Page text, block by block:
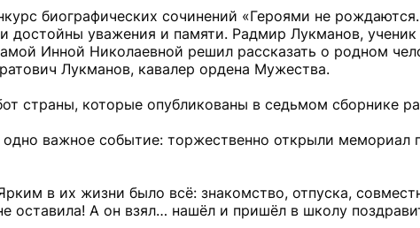
биографических сочинений «Героями не
достойны уважения и памяти. Радмир Лукманов, ученик
Инной Николаевной решил рассказать о родном
Лукманов, кавалер ордена Мужества.
страны, которые опубликованы в седьмом сборнике
важное событие: торжественно открыли мемориал
в их жизни было всё: знакомство, отпуска,
оставила! А он взял… нашёл и пришёл в школу